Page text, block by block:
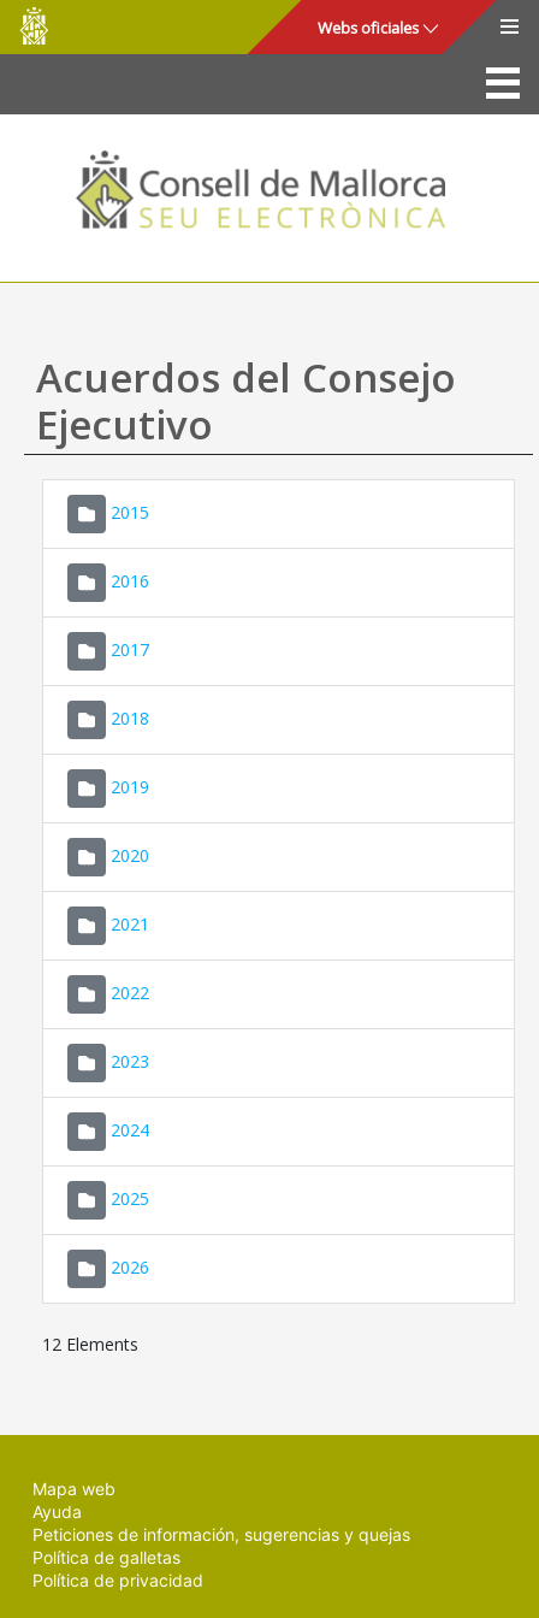
Saltar al contenido principal
Consell
de
Mallorca
Webs oficiales
La Sede
Consejo de Mallorca
Acceso y seguridad
Utilidades
Mapa web
Ayuda
Acuerdos del Consejo
Ejecutivo
2015
2016
2017
2018
2019
2020
2021
2022
2023
2024
2025
2026
12 Elements
Mapa web
Ayuda
Peticiones de información, sugerencias y quejas
Política de galletas
Política de privacidad